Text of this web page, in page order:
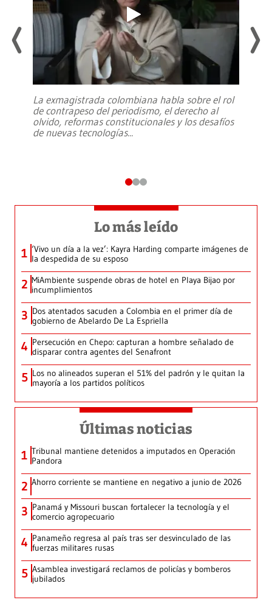
La exmagistrada colombiana habla sobre el rol
de contrapeso del periodismo, el derecho al
olvido, reformas constitucionales y los desafíos
de nuevas tecnologías...
Lo más leído
1 ‘Vivo un día a la vez’: Kayra Harding comparte imágenes de
la despedida de su esposo
2 MiAmbiente suspende obras de hotel en Playa Bijao por
incumplimientos
3 Dos atentados sacuden a Colombia en el primer día de
gobierno de Abelardo De La Espriella
4 Persecución en Chepo: capturan a hombre señalado de
disparar contra agentes del Senafront
5 Los no alineados superan el 51% del padrón y le quitan la
mayoría a los partidos políticos
Últimas noticias
1 Tribunal mantiene detenidos a imputados en Operación
Pandora
2 Ahorro corriente se mantiene en negativo a junio de 2026
3 Panamá y Missouri buscan fortalecer la tecnología y el
comercio agropecuario
4 Panameño regresa al país tras ser desvinculado de las
fuerzas militares rusas
5 Asamblea investigará reclamos de policías y bomberos
jubilados